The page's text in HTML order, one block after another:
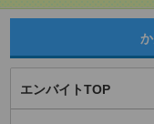
エンバイトTOP